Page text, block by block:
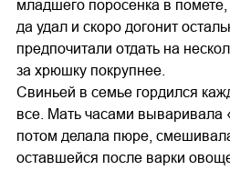
младшего поросенка в
да удал и скоро догонит
предпочитали отдать на
за хрюшку покрупнее.
Свиньей в семье гордился
все. Мать часами вываривала
потом делала пюре,
оставшейся после варки